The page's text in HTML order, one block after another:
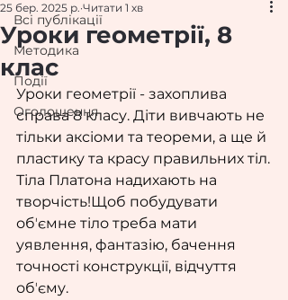
Всі публікації
Методика
Події
Оголошення
Уроки геометрії, 8
клас
25 бер. 2025 р. Читати 1 хв
Уроки геометрії - захоплива
справа 8 класу. Діти вивчають не
тільки аксіоми та теореми, а ще й
пластику та красу правильних тіл.
Тіла Платона надихають на
творчість!Щоб побудувати
обʼємне тіло треба мати
уявлення, фантазію, бачення
точності конструкції, відчуття
обʼєму.